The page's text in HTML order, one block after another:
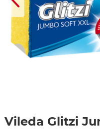
Vileda Glitzi